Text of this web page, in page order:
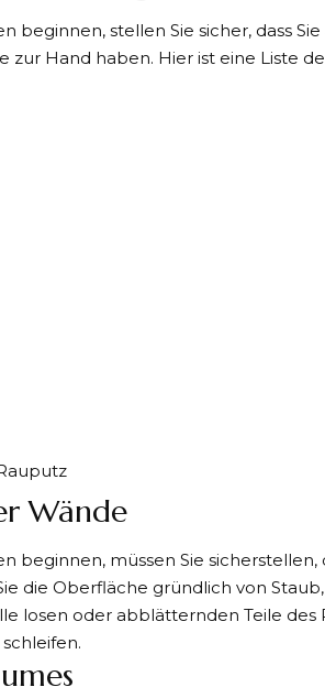
beginnen, stellen Sie sicher, dass
zur Hand haben. Hier ist eine Liste
Wände
beginnen, müssen Sie sicherstellen,
die Oberfläche gründlich von
losen oder abblätternden Teile des